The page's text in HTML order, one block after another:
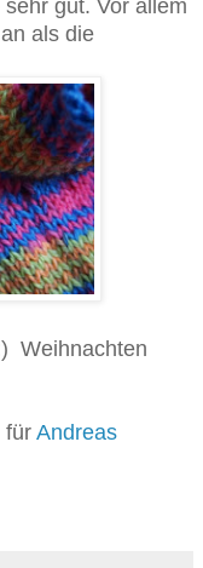
gut. Vor allem
als die
Weihnachten
für Andreas